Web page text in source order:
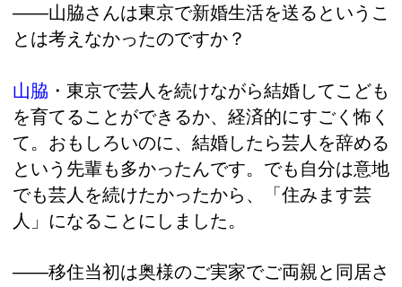
――山脇さんは東京で新婚生活を送るというこ
とは考えなかったのですか？
山脇 ・ 東京で芸人を続けながら結婚してこども
を育てることができるか、経済的にすごく怖く
て。おもしろいのに、結婚したら芸人を辞める
という先輩も多かったんです。でも自分は意地
でも芸人を続けたかったから、「住みます芸
人」になることにしました。
――移住当初は奥様のご実家でご両親と同居さ